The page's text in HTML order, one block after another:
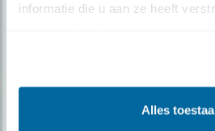
informatie die u aan ze heeft
Alles